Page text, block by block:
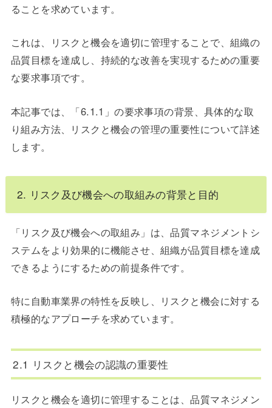
ることを求めています。
これは、リスクと機会を適切に管理することで、組織の
品質目標を達成し、持続的な改善を実現するための重要
な要求事項です。
本記事では、「6.1.1」の要求事項の背景、具体的な取
り組み方法、リスクと機会の管理の重要性について詳述
します。
2. リスク及び機会への取組みの背景と目的
「リスク及び機会への取組み」は、品質マネジメントシ
ステムをより効果的に機能させ、組織が品質目標を達成
できるようにするための前提条件です。
特に自動車業界の特性を反映し、リスクと機会に対する
積極的なアプローチを求めています。
2.1 リスクと機会の認識の重要性
リスクと機会を適切に管理することは、品質マネジメン